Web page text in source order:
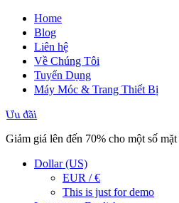
Home
Blog
Liên hệ
Về Chúng Tôi
Tuyển Dụng
Máy Móc & Trang Thiết Bị
Ưu đãi
Giảm giá lên đến 70% cho một số
Dollar (US)
EUR / €
This is just for demo